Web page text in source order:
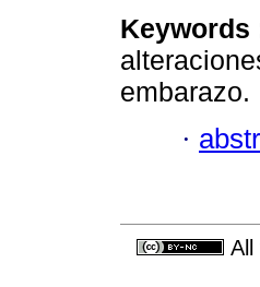
Keywords
embarazo.
·
All